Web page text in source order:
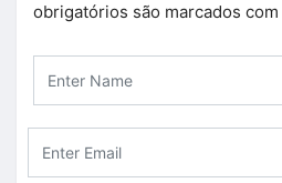
obrigatórios são marcados com